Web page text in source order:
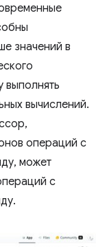
значений в
выполнять
вычислений.
операций с
может
с